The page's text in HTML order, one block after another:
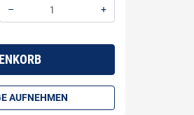
–
+
AUFNEHMEN